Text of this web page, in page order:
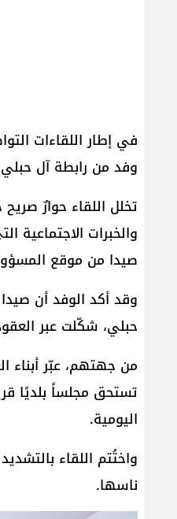
في إطار اللقاءات
وفد من رابطة آل
تخلل اللقاء حوارٌ
والخبرات الاجتماعية
صيدا من موقع
وقد أكد الوفد أن
حبلي، شكّلت عبر
من جهتهم، عبّر أبناء
تستحق مجلساً بلديًا
اليومية.
واختُتم اللقاء
ناسها.